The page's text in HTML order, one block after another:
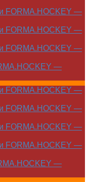
FORMA.HOCKEY —
FORMA.HOCKEY —
FORMA.HOCKEY —
—
FORMA.HOCKEY —
FORMA.HOCKEY —
FORMA.HOCKEY —
FORMA.HOCKEY —
—